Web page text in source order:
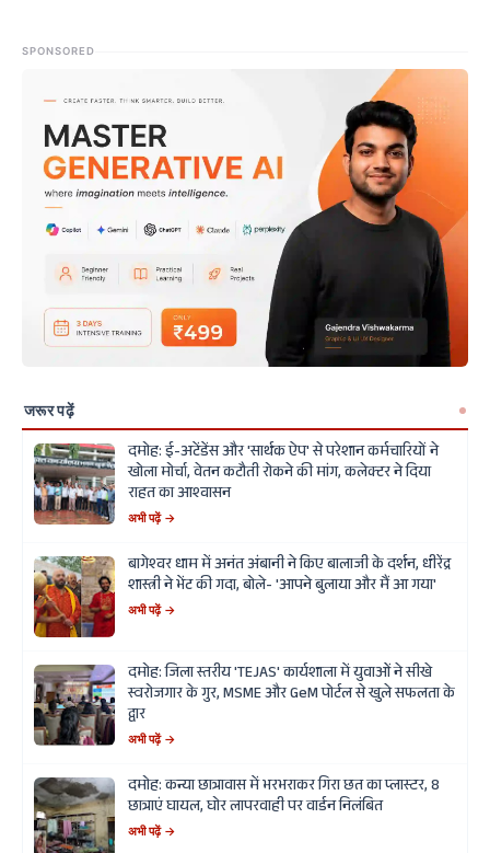
SPONSORED
जरूर पढ़ें
दमोह: ई-अटेंडेंस और 'सार्थक ऐप' से परेशान कर्मचारियों ने
खोला मोर्चा, वेतन कटौती रोकने की मांग, कलेक्टर ने दिया
राहत का आश्वासन
अभी पढ़ें →
बागेश्वर धाम में अनंत अंबानी ने किए बालाजी के दर्शन, धीरेंद्र
शास्त्री ने भेंट की गदा, बोले- 'आपने बुलाया और मैं आ गया'
अभी पढ़ें →
दमोह: जिला स्तरीय 'TEJAS' कार्यशाला में युवाओं ने सीखे
स्वरोजगार के गुर, MSME और GeM पोर्टल से खुले सफलता के
द्वार
अभी पढ़ें →
दमोह: कन्या छात्रावास में भरभराकर गिरा छत का प्लास्टर, 8
छात्राएं घायल, घोर लापरवाही पर वार्डन निलंबित
अभी पढ़ें →